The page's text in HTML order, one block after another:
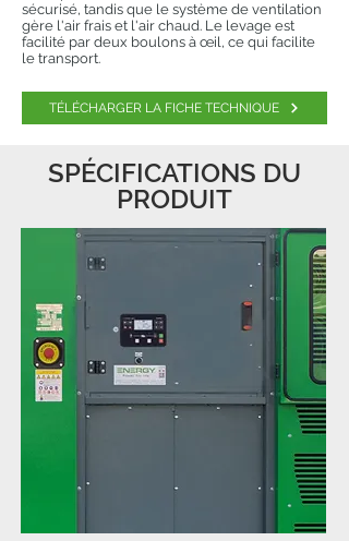
sécurisé, tandis que le système de ventilation
gère l'air frais et l'air chaud. Le levage est
facilité par deux boulons à œil, ce qui facilite
le transport.
TÉLÉCHARGER LA FICHE TECHNIQUE
SPÉCIFICATIONS DU
PRODUIT